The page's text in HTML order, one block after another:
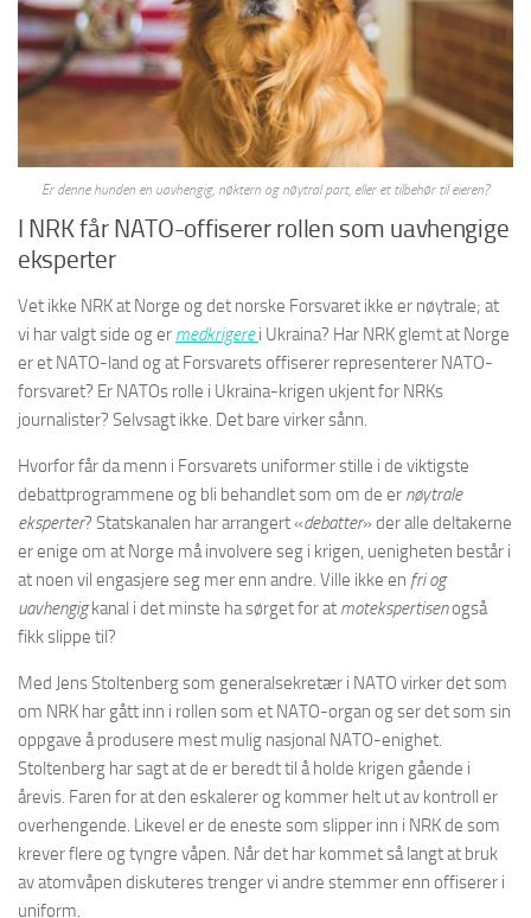
Er denne hunden en uavhengig, nøktern og nøytral part, eller et tilbehør til eieren?
I NRK får NATO-offiserer rollen som uavhengige
eksperter
Vet ikke NRK at Norge og det norske Forsvaret ikke er nøytrale; at
vi har valgt side og er medkrigere i Ukraina? Har NRK glemt at Norge
er et NATO-land og at Forsvarets offiserer representerer NATO-
forsvaret? Er NATOs rolle i Ukraina-krigen ukjent for NRKs
journalister? Selvsagt ikke. Det bare virker sånn.
Hvorfor får da menn i Forsvarets uniformer stille i de viktigste
debattprogrammene og bli behandlet som om de er nøytrale
eksperter? Statskanalen har arrangert «debatter» der alle deltakerne
er enige om at Norge må involvere seg i krigen, uenigheten består i
at noen vil engasjere seg mer enn andre. Ville ikke en fri og
uavhengigkanal i det minste ha sørget for at motekspertisenogså
fikk slippe til?
Med Jens Stoltenberg som generalsekretær i NATO virker det som
om NRK har gått inn i rollen som et NATO-organ og ser det som sin
oppgave å produsere mest mulig nasjonal NATO-enighet.
Stoltenberg har sagt at de er beredt til å holde krigen gående i
årevis. Faren for at den eskalerer og kommer helt ut av kontroll er
overhengende. Likevel er de eneste som slipper inn i NRK de som
krever flere og tyngre våpen. Når det har kommet så langt at bruk
av atomvåpen diskuteres trenger vi andre stemmer enn offiserer i
uniform.